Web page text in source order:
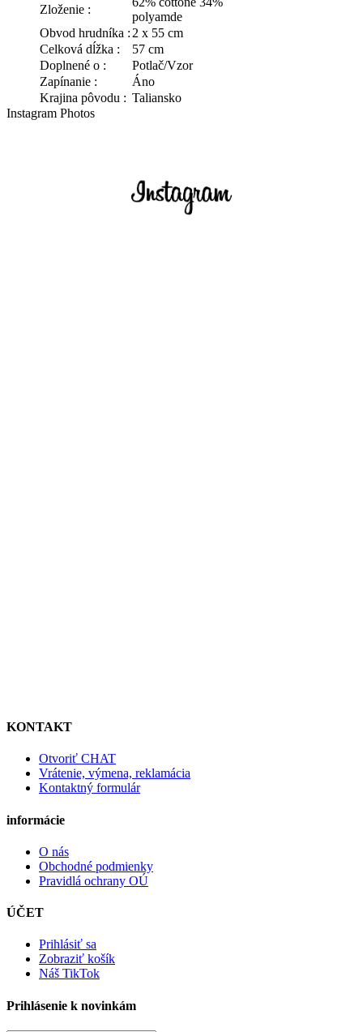
Zloženie :
polyamde
Obvod hrudníka :2 x 55 cm
Celková dĺžka :
57 cm
Doplnené o :
Potlač/Vzor
Zapínanie :
Áno
Krajina pôvodu : Taliansko
Instagram Photos
KONTAKT
Otvoriť CHAT
Vrátenie, výmena, reklamácia
Kontaktný formulár
informácie
O nás
Obchodné podmienky
Pravidlá ochrany OÚ
ÚČET
Prihlásiť sa
Zobraziť košík
Náš TikTok
Prihlásenie k novinkám